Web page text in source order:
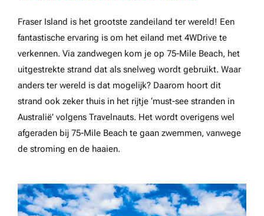
Fraser Island is het grootste zandeiland ter wereld! Een
fantastische ervaring is om het eiland met 4WDrive te
verkennen. Via zandwegen kom je op 75-Mile Beach, het
uitgestrekte strand dat als snelweg wordt gebruikt. Waar
anders ter wereld is dat mogelijk? Daarom hoort dit
strand ook zeker thuis in het rijtje ‘must-see stranden in
Australië’ volgens Travelnauts. Het wordt overigens wel
afgeraden bij 75-Mile Beach te gaan zwemmen, vanwege
de stroming en de haaien.